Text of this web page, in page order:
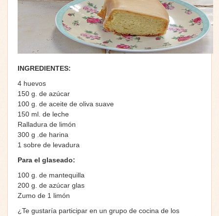
INGREDIENTES:
4 huevos
150 g. de azúcar
100 g. de aceite de oliva suave
150 ml. de leche
Ralladura de limón
300 g .de harina
1 sobre de levadura
Para el glaseado:
100 g. de mantequilla
200 g. de azúcar glas
Zumo de 1 limón
¿Te gustaría participar en un grupo de cocina de los